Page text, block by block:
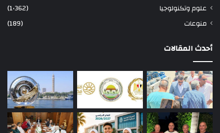
علوم وتكنولوجيا
(1٬362)
منوعات
(189)
أحدث المقالات